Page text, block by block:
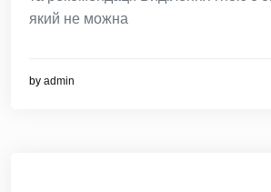
який не можна
by admin